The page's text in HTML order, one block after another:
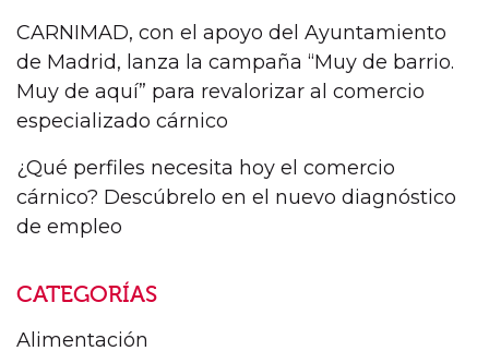
CARNIMAD, con el apoyo del Ayuntamiento
de Madrid, lanza la campaña “Muy de barrio.
Muy de aquí” para revalorizar al comercio
especializado cárnico
¿Qué perfiles necesita hoy el comercio
cárnico? Descúbrelo en el nuevo diagnóstico
de empleo
CATEGORÍAS
Alimentación